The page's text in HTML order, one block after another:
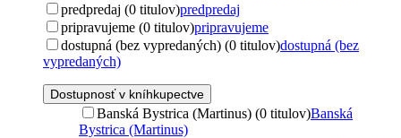
predpredaj (0 titulov)predpredaj
pripravujeme (0 titulov)pripravujeme
dostupná (bez vypredaných) (0 titulov)dostupná (bez
vypredaných)
Dostupnosť v kníhkupectve
Banská Bystrica (Martinus) (0 titulov)Banská
Bystrica (Martinus)